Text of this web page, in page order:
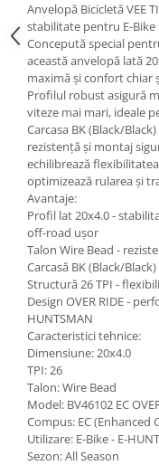
Cauciucuri bicicleta
Anvelope și Camere
https://
tbi?
Anvelopă Bicicletă VEE
stabilitate pentru E-Bike
Concepută special
această anvelopă lată
maximă și confort chiar
Profilul robust asigură
viteze mai mari, ideale
Carcasa BK (Black/
rezistență și montaj
echilibrează
optimizează rularea și
Avantaje:
Profil lat 20x4.0 -
off-road ușor
Talon Wire Bead -
Carcasă BK (Black/
Structură 26 TPI -
Design OVER RIDE -
HUNTSMAN
Caracteristici tehnice:
Dimensiune: 20x4.0
TPI: 26
Talon: Wire Bead
Model: BV46102 EC
Compus: EC (Enhanced
Utilizare: E-Bike - E-
Sezon: All Season